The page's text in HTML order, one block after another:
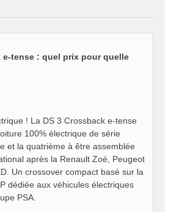
e-tense : quel prix pour quelle
! La DS 3 Crossback e-tense
100% électrique de série
et la quatrième à être assemblée
après la Renault Zoé, Peugeot
Un crossover compact basé sur la
dédiée aux véhicules électriques
PSA.